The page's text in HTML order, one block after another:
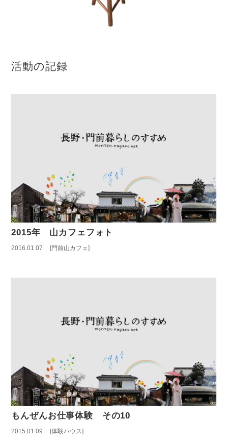
活動の記録
2015年 山カフェフォト
2016.01.07 門前山カフェ
もんぜんお仕事体験 その10
2015.01.09 体験ハウス